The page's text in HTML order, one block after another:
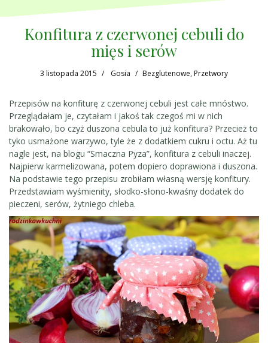
Konfitura z czerwonej cebuli do
mięs i serów
3 listopada 2015 Gosia Bezglutenowe,Przetwory
Przepisów na konfiturę z czerwonej cebuli jest całe mnóstwo.
Przeglądałam je, czytałam i jakoś tak czegoś mi w nich
brakowało, bo czyż duszona cebula to już konfitura? Przecież to
tyko usmażone warzywo, tyle że z dodatkiem cukru i octu. Aż tu
nagle jest, na blogu “Smaczna Pyza”, konfitura z cebuli inaczej.
Najpierw karmelizowana, potem dopiero doprawiona i duszona.
Na podstawie tego przepisu zrobiłam własną wersję konfitury.
Przedstawiam wyśmienity, słodko-słono-kwaśny dodatek do
pieczeni, serów, żytniego chleba.